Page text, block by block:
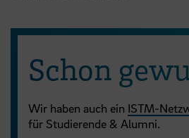
Schon
Wir haben auch ein ISTM-
für Studierende & Alumni.